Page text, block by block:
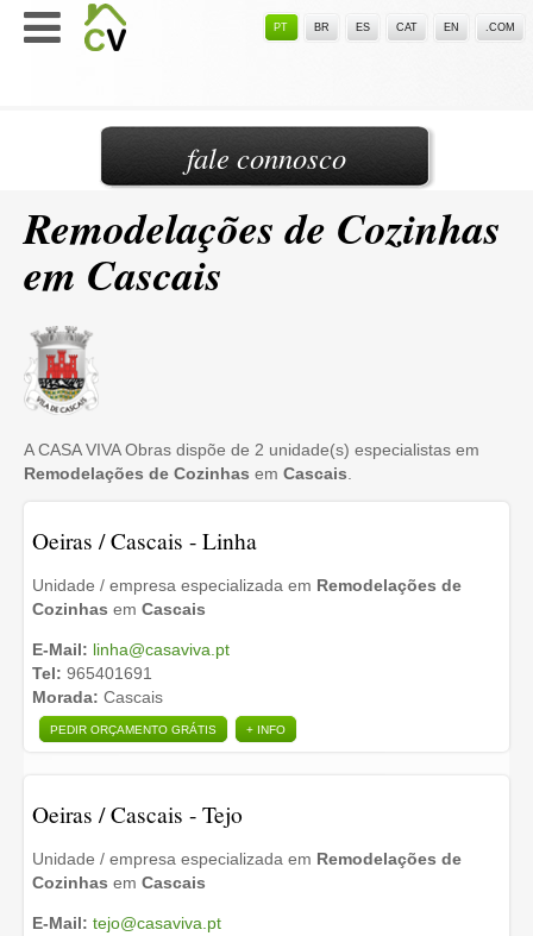
PT BR ES CAT EN .COM
Remodelações de Cozinhas
em Cascais
A CASA VIVA Obras dispõe de 2 unidade(s) especialistas em
Remodelações de Cozinhas em Cascais
Oeiras / Cascais - Linha
Unidade / empresa especializada em Remodelações de
Cozinhas em Cascais
E-Mail: linha@casaviva.pt
Tel: 965401691
Morada: Cascais
PEDIR ORÇAMENTO GRÁTIS + INFO
Oeiras / Cascais - Tejo
Unidade / empresa especializada em Remodelações de
Cozinhas em Cascais
E-Mail: tejo@casaviva.pt
fale connosco